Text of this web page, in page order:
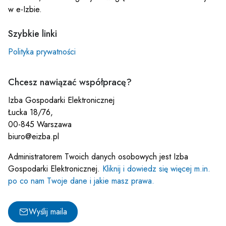
w e-Izbie.
Szybkie linki
Polityka prywatności
Chcesz nawiązać współpracę?
Izba Gospodarki Elektronicznej
Łucka 18/76,
00-845 Warszawa
biuro@eizba.pl
Administratorem Twoich danych osobowych jest Izba
Gospodarki Elektronicznej. Kliknij i dowiedz się więcej m.in.
po co nam Twoje dane i jakie masz prawa.
Wyślij maila